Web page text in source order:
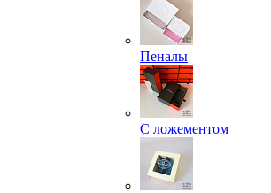
Пеналы
С ложементом